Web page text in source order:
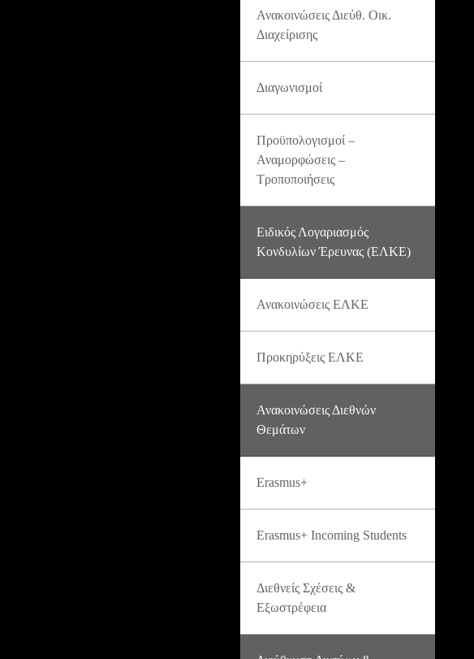
Ανακοινώσεις Διεύθ. Οικ.
Διαχείρισης
Διαγωνισμοί
Προϋπολογισμοί –
Αναμορφώσεις –
Τροποποιήσεις
Ειδικός Λογαριασμός
Κονδυλίων Έρευνας (ΕΛΚΕ)
Ανακοινώσεις ΕΛΚΕ
Προκηρύξεις ΕΛΚΕ
Ανακοινώσεις Διεθνών
Θεμάτων
Erasmus+
Erasmus+ Incoming Students
Διεθνείς Σχέσεις &
Εξωστρέφεια